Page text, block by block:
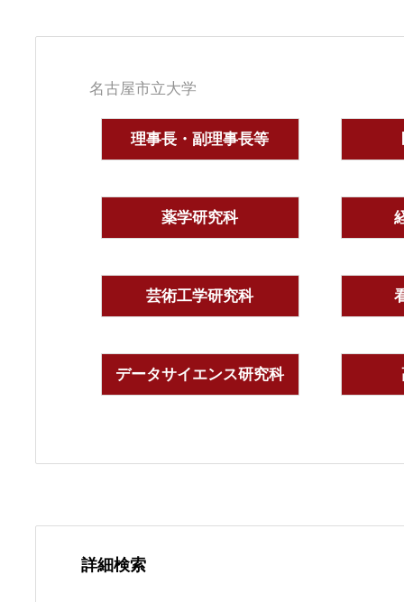
名古屋市立大学
理事長・副理事長等
薬学研究科
芸術工学研究科
データサイエンス研究科
詳細検索